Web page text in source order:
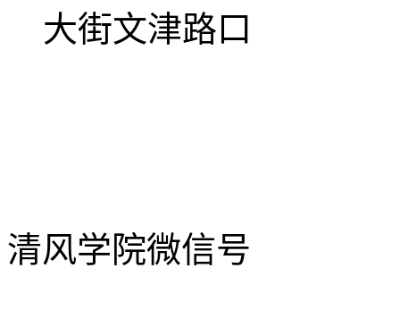
大街文津路口
清风学院微信号